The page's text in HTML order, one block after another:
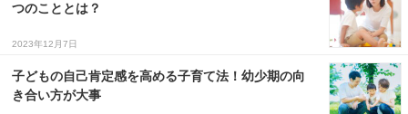
つのこととは？
2023年12月7日
子どもの自己肯定感を高める子育て法！幼少期の向
き合い方が大事